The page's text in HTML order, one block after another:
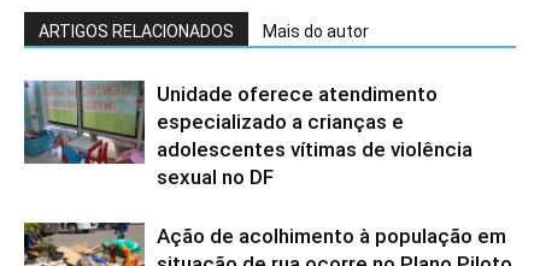
ARTIGOS RELACIONADOS Mais do autor
Unidade oferece atendimento
especializado a crianças e
adolescentes vítimas de violência
sexual no DF
Ação de acolhimento à população em